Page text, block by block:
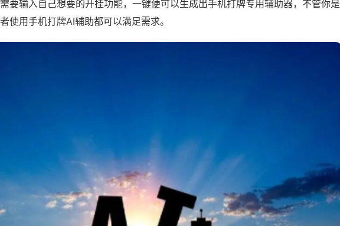
要输入自己想要的开挂功能，一键便可以生成出手机打牌专用辅助器，不管你是
使用手机打牌AI辅助都可以满足需求。